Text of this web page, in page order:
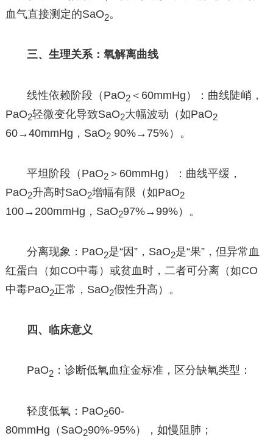
血气直接测定的SaO2。
三、生理关系：氧解离曲线
线性依赖阶段（PaO2 ＜60mmHg）：曲线陡峭，
PaO2轻微变化导致SaO2大幅波动（如PaO2
60→40mmHg，SaO290%→75%）。
平坦阶段（PaO2 ＞60mmHg）：曲线平缓，
PaO2升高时SaO2增幅有限（如PaO2
100→200mmHg，SaO297%→99%）。
分离现象：PaO2是“因”，SaO2是“果”，但异常血
红蛋白（如CO中毒）或贫血时，二者可分离（如CO
中毒PaO2正常，SaO2假性升高）。
四、临床意义
PaO2 ：诊断低氧血症金标准，区分缺氧类型：
轻度低氧：PaO260-
80mmHg（SaO290%-95%），如慢阻肺；